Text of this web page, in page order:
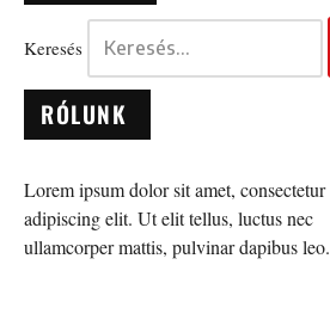
Keresés
RÓLUNK
Lorem ipsum dolor sit amet, consectetur
adipiscing elit. Ut elit tellus, luctus nec
ullamcorper mattis, pulvinar dapibus leo.